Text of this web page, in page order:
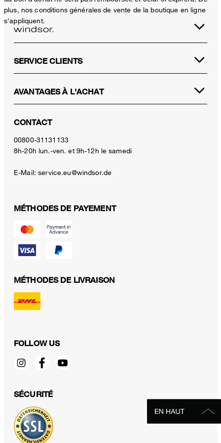
plus, nos conditions générales de vente de la boutique en ligne
s'appliquent.
SERVICE CLIENTS
AVANTAGES À L'ACHAT
CONTACT
00800-31131133
8h-20h lun.-ven. et 9h-12h le samedi
E-Mail:service.eu@windsor.de
MÉTHODES DE PAYEMENT
MÉTHODES DE LIVRAISON
FOLLOW US
SÉCURITÉ